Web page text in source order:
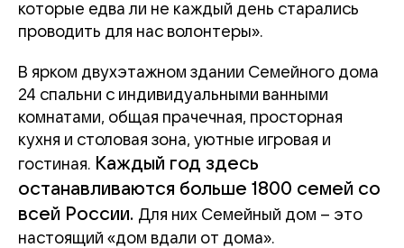
которые едва ли не каждый день старались
проводить для нас волонтеры».
В ярком двухэтажном здании Семейного дома
24 спальни с индивидуальными ванными
комнатами, общая прачечная, просторная
кухня и столовая зона, уютные игровая и
гостиная. Каждый год здесь
останавливаются больше 1800 семей со
всей России. Для них Семейный дом – это
настоящий «дом вдали от дома».